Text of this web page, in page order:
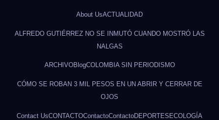
About UsACTUALIDAD
ALFREDO GUTIÉRREZ NO SE INMUTÓ CUANDO MOSTRÓ LAS
NALGAS
ARCHIVOBlogCOLOMBIA SIN PERIODISMO
CÓMO SE ROBAN 3 MIL PESOS EN UN ABRIR Y CERRAR DE
OJOS
Contact UsCONTACTOContactoContactoDEPORTES ECOLOGÍA